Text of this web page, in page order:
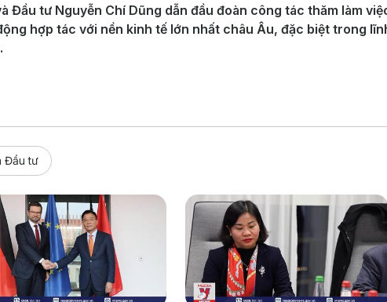
Đầu tư Nguyễn Chí Dũng dẫn đầu đoàn công tác thăm làm
hợp tác với nền kinh tế lớn nhất châu Âu, đặc biệt trong
Đầu tư